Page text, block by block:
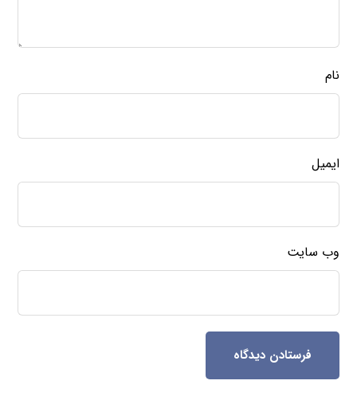
نام
ایمیل
وب‌ سایت
فرستادن دیدگاه